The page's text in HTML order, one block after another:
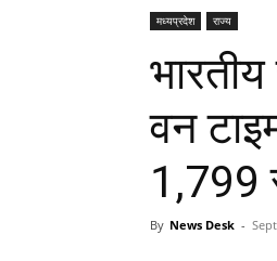
मध्यप्रदेश राज्‍य
वन
1,799
By News Desk -